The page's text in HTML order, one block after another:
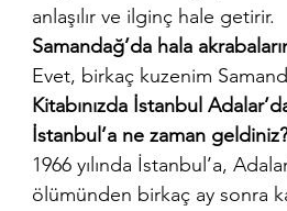
anlaşılır ve ilginç hale getirir.
Samandağ’da hala
Evet, birkaç kuzenim
Kitabınızda İstanbul
İstanbul’a ne zaman
1966 yılında İstanbul’a,
ölümünden birkaç ay sonra